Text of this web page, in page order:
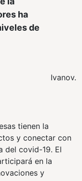
ha
de
Ivanov.
tienen la
y conectar con
del covid-19. El
en la
y